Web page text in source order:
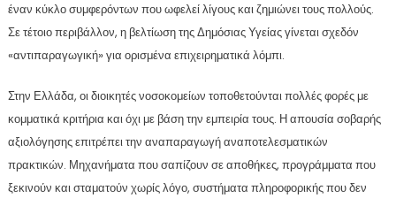
έναν κύκλο συμφερόντων που ωφελεί λίγους και ζημιώνει τους πολλούς.
Σε τέτοιο περιβάλλον, η βελτίωση της Δημόσιας Υγείας γίνεται σχεδόν
«αντιπαραγωγική» για ορισμένα επιχειρηματικά λόμπι.
Στην Ελλάδα, οι διοικητές νοσοκομείων τοποθετούνται πολλές φορές με
κομματικά κριτήρια και όχι με βάση την εμπειρία τους. Η απουσία σοβαρής
αξιολόγησης επιτρέπει την αναπαραγωγή αναποτελεσματικών
πρακτικών. Μηχανήματα που σαπίζουν σε αποθήκες, προγράμματα που
ξεκινούν και σταματούν χωρίς λόγο, συστήματα πληροφορικής που δεν